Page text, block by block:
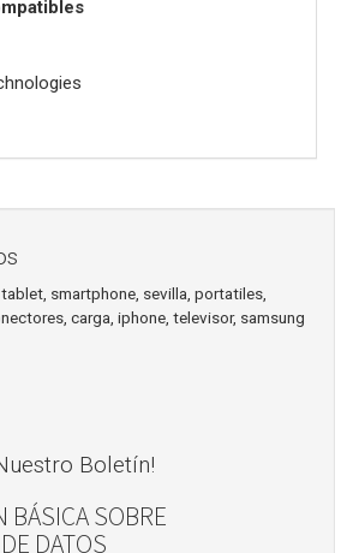
smartphone, sevilla, portatiles,
carga, iphone, televisor, samsung
Boletín!
BÁSICA SOBRE
DATOS